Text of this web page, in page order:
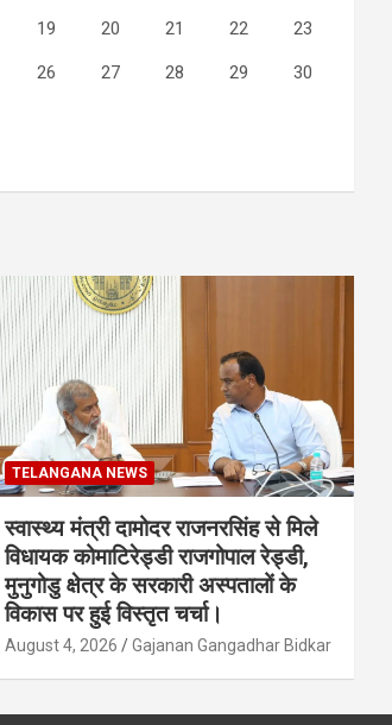
19 20 21 22 23
26 27 28 29 30
TELANGANA NEWS
स्वास्थ्य मंत्री दामोदर राजनरसिंह से मिले
विधायक कोमाटिरेड्डी राजगोपाल रेड्डी,
मुनुगोडु क्षेत्र के सरकारी अस्पतालों के
विकास पर हुई विस्तृत चर्चा।
August 4, 2026 Gajanan Gangadhar Bidkar